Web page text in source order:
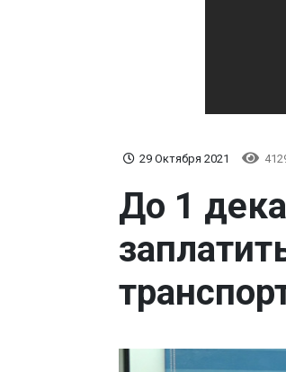
29 Октября 2021
До 1